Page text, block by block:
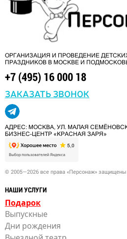
ОРГАНИЗАЦИЯ И ПРОВЕДЕНИЕ
ПРАЗДНИКОВ В МОСКВЕ И
+7 (495) 16 000 18
ЗАКАЗАТЬ ЗВОНОК
АДРЕС: МОСКВА, УЛ. МАЛАЯ
БИЗНЕС-ЦЕНТР «КРАСНАЯ ЗАРЯ»
© 2005—2026 все права «Персонаж» защищены
НАШИ УСЛУГИ
Подарок
Выпускные
Дни рождения